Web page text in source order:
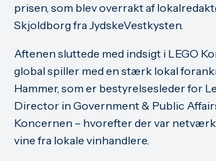
prisen, som blev overrakt af
Skjoldborg fra JydskeVestkysten.
Aftenen sluttede med indsigt i LEGO
global spiller med en stærk lokal
Hammer, som er bestyrelsesleder for
Director in Government & Public
Koncernen – hvorefter der var
vine fra lokale vinhandlere.